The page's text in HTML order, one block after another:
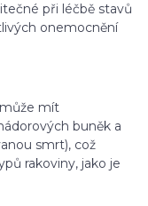
při léčbě stavů
onemocnění
mít
buněk a
smrt), což
rakoviny, jako je